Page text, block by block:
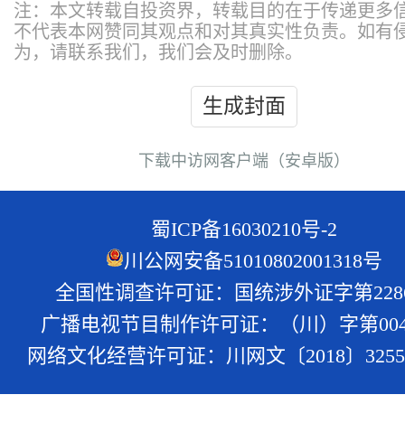
注：本文转载自投资界，转载目的在于传递更多
不代表本网赞同其观点和对其真实性负责。如有
为，请联系我们，我们会及时删除。
生成封面
下载中访网客户端（安卓版）
蜀ICP备16030210号-2
川公网安备51010802001318号
全国性调查许可证：国统涉外证字第
广播电视节目制作许可证：（川）字第
网络文化经营许可证：川网文〔2018〕